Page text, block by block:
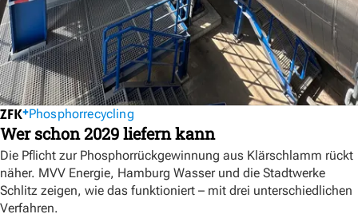
Phosphorrecycling
Wer schon 2029 liefern kann
Die Pflicht zur Phosphorrückgewinnung aus Klärschlamm rückt
näher. MVV Energie, Hamburg Wasser und die Stadtwerke
Schlitz zeigen, wie das funktioniert – mit drei unterschiedlichen
Verfahren.